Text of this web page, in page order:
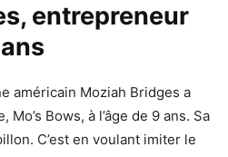
entrepreneur
américain Moziah Bridges a
Bows, à l’âge de 9 ans. Sa
C’est en voulant imiter le